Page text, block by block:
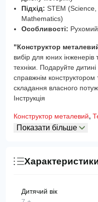
Підхід: STEM
Mathematics)
Особливості:
"Конструктор
вибір для юних інженерів
техніки. Подаруйте
справжнім
складання власного
Інструкція
Конструктор металевий,
Показати більше
Дитячий вік